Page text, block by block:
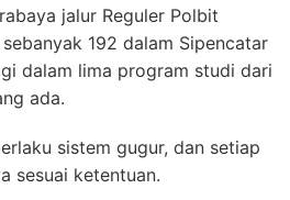
jalur Reguler Polbit
192 dalam Sipencatar
dalam lima program studi dari
ada.
sistem gugur, dan setiap
sesuai ketentuan.